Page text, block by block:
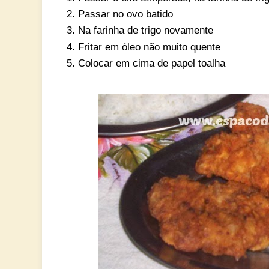
Passar no ovo batido
Na farinha de trigo novamente
Fritar em óleo não muito quente
Colocar em cima de papel toalha